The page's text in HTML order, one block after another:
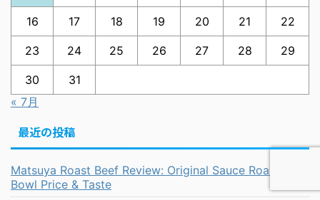
16 17 18 19 20 21 22
23 24 25 26 27 28 29
30
31
« 7月
最近の投稿
Matsuya Roast Beef Review: Original Sauce Roast Beef
Bowl Price & Taste